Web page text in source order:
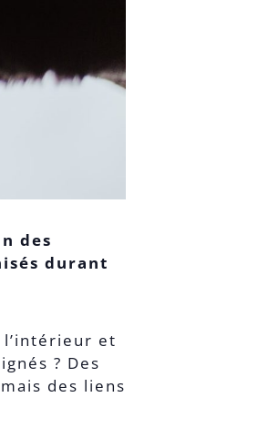
des
durant
l’intérieur et
? Des
des liens